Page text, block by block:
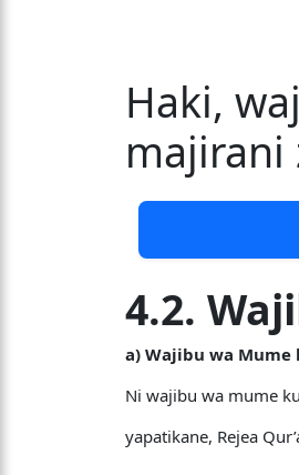
Haki,
majirani
4.2.
a) Wajibu wa Mume
Ni wajibu wa mume
yapatikane, Rejea